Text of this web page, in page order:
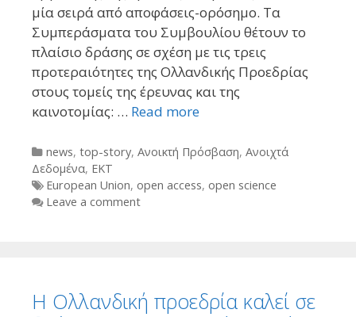
μία σειρά από αποφάσεις-ορόσημο. Τα
Συμπεράσματα του Συμβουλίου θέτουν το
πλαίσιο δράσης σε σχέση με τις τρεις
προτεραιότητες της Ολλανδικής Προεδρίας
στους τομείς της έρευνας και της
καινοτομίας: … Read more
Categories
news, top-story, Ανοικτή Πρόσβαση, Ανοιχτά
Δεδομένα, ΕΚΤ
Tags
European Union, open access, open science
Leave a comment
Η Ολλανδική προεδρία καλεί σε